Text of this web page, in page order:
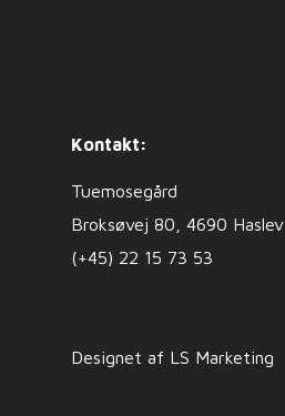
Kontakt:
Tuemosegård
Broksøvej 80, 4690 Haslev
(+45) 22 15 73 53
Designet af LS Marketing